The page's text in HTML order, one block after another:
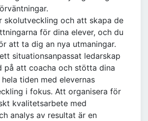
skolutveckling och att skapa de
för dina elever, och du
att ta dig an nya utmaningar.
situationsanpassat ledarskap
på att coacha och stötta dina
tiden med elevernas
i fokus. Att organisera för
kvalitetsarbete med
analys av resultat är en